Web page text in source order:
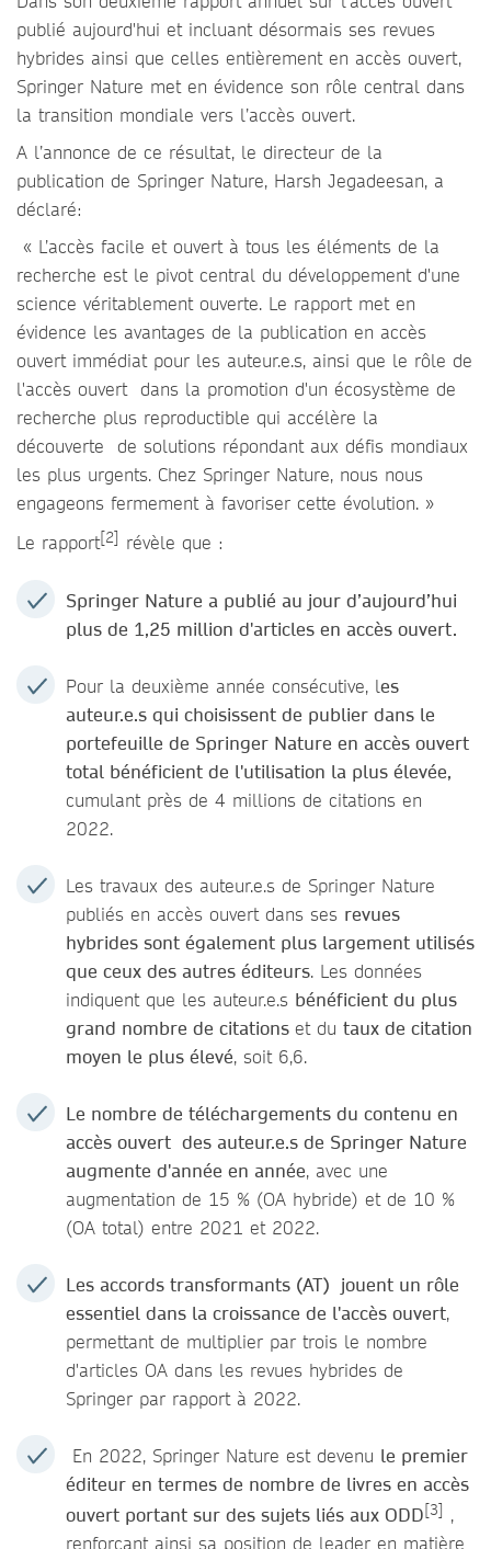
publié aujourd'hui et incluant désormais ses revues
hybrides ainsi que celles entièrement en accès ouvert,
Springer Nature met en évidence son rôle central dans
la transition mondiale vers l’accès ouvert.
A l’annonce de ce résultat, le directeur de la
publication de Springer Nature, Harsh Jegadeesan, a
déclaré:
« L’accès facile et ouvert à tous les éléments de la
recherche est le pivot central du développement d'une
science véritablement ouverte. Le rapport met en
évidence les avantages de la publication en accès
ouvert immédiat pour les auteur.e.s, ainsi que le rôle de
l'accès ouvert dans la promotion d'un écosystème de
recherche plus reproductible qui accélère la
découverte de solutions répondant aux défis mondiaux
les plus urgents. Chez Springer Nature, nous nous
engageons fermement à favoriser cette évolution. »
Le rapport[2] révèle que :
Springer Nature a publié au jour d’aujourd’hui
plus de 1,25 million d'articles en accès ouvert.
Pour la deuxième année consécutive, les
auteur.e.s qui choisissent de publier dans le
portefeuille de Springer Nature en accès ouvert
total bénéficient de l'utilisation la plus élevée,
cumulant près de 4 millions de citations en
2022.
Les travaux des auteur.e.s de Springer Nature
publiés en accès ouvert dans ses revues
hybrides sont également plus largement utilisés
que ceux des autres éditeurs. Les données
indiquent que les auteur.e.s bénéficient du plus
grand nombre de citations et du taux de citation
moyen le plus élevé, soit 6,6.
Le nombre de téléchargements du contenu en
accès ouvert des auteur.e.s de Springer Nature
augmente d'année en année, avec une
augmentation de 15 % (OA hybride) et de 10 %
(OA total) entre 2021 et 2022.
Les accords transformants (AT) jouent un rôle
essentiel dans la croissance de l'accès ouvert,
permettant de multiplier par trois le nombre
d'articles OA dans les revues hybrides de
Springer par rapport à 2022.
En 2022, Springer Nature est devenu le premier
éditeur en termes de nombre de livres en accès
ouvert portant sur des sujets liés aux ODD[3] ,
renforçant ainsi sa position de leader en matière